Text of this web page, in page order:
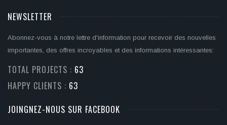
NEWSLETTER
Abonnez-vous à notre lettre d'information pour recevoir des nouvelles
importantes, des offres incroyables et des informations intéressantes:
TOTAL PROJECTS : 71
HAPPY CLIENTS : 71
JOINGNEZ-NOUS SUR FACEBOOK